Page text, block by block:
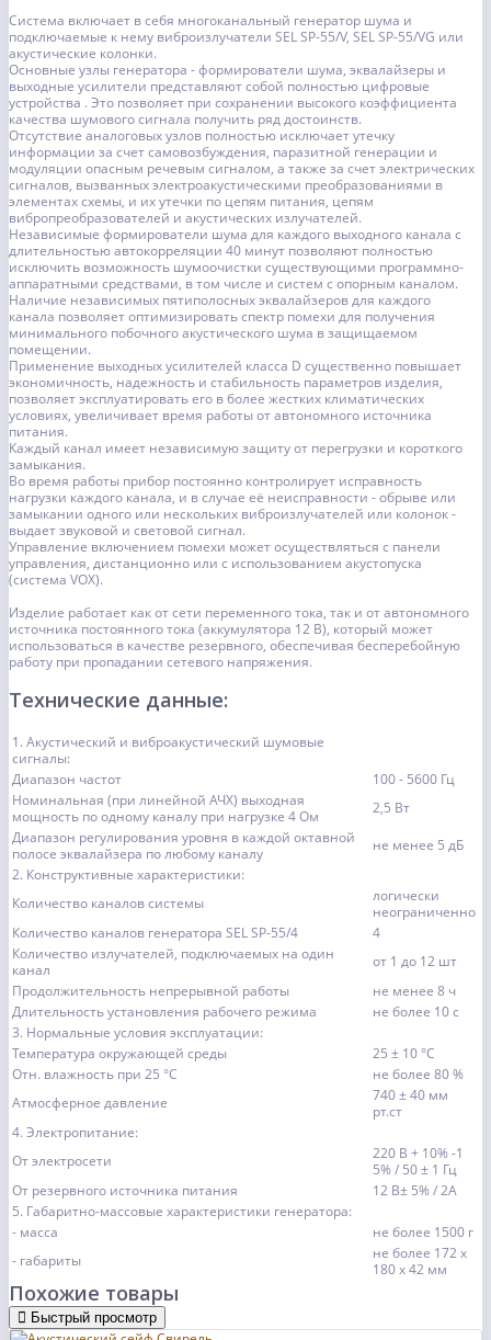
Система включает в себя многоканальный генератор шума и
подключаемые к нему виброизлучатели SEL SP-55/V, SEL SP-55/VG или
акустические колонки.
Основные узлы генератора - формирователи шума, эквалайзеры и
выходные усилители представляют собой полностью цифровые
устройства . Это позволяет при сохранении высокого коэффициента
качества шумового сигнала получить ряд достоинств.
Отсутствие аналоговых узлов полностью исключает утечку
информации за счет самовозбуждения, паразитной генерации и
модуляции опасным речевым сигналом, а также за счет электрических
сигналов, вызванных электроакустическими преобразованиями в
элементах схемы, и их утечки по цепям питания, цепям
вибропреобразователей и акустических излучателей.
Независимые формирователи шума для каждого выходного канала с
длительностью автокорреляции 40 минут позволяют полностью
исключить возможность шумоочистки существующими программно-
аппаратными средствами, в том числе и систем с опорным каналом.
Наличие независимых пятиполосных эквалайзеров для каждого
канала позволяет оптимизировать спектр помехи для получения
минимального побочного акустического шума в защищаемом
помещении.
Применение выходных усилителей класса D существенно повышает
экономичность, надежность и стабильность параметров изделия,
позволяет эксплуатировать его в более жестких климатических
условиях, увеличивает время работы от автономного источника
питания.
Каждый канал имеет независимую защиту от перегрузки и короткого
замыкания.
Во время работы прибор постоянно контролирует исправность
нагрузки каждого канала, и в случае её неисправности - обрыве или
замыкании одного или нескольких виброизлучателей или колонок -
выдает звуковой и световой сигнал.
Управление включением помехи может осуществляться с панели
управления, дистанционно или с использованием акустопуска
(система VOX).
Изделие работает как от сети переменного тока, так и от автономного
источника постоянного тока (аккумулятора 12 В), который может
использоваться в качестве резервного, обеспечивая бесперебойную
работу при пропадании сетевого напряжения.
Технические данные:
1. Акустический и виброакустический шумовые
сигналы:
Диапазон частот
100 - 5600 Гц
Номинальная (при линейной АЧХ) выходная
мощность по одному каналу при нагрузке 4 Ом
2,5 Вт
Диапазон регулирования уровня в каждой октавной
полосе эквалайзера по любому каналу
не менее 5 дБ
2. Конструктивные характеристики:
Количество каналов системы
логически
неограниченно
Количество каналов генератора SEL SP-55/4
4
Количество излучателей, подключаемых на один
канал
от 1 до 12 шт
Продолжительность непрерывной работы
не менее 8 ч
Длительность установления рабочего режима
не более 10 с
3. Нормальные условия эксплуатации:
Температура окружающей среды
25 ± 10 °С
Отн. влажность при 25 °С
не более 80 %
Атмосферное давление
740 ± 40 мм
рт.ст
4. Электропитание:
От электросети
220 В + 10% -1
5% / 50 ± 1 Гц
От резервного источника питания
12 В± 5% / 2А
5. Габаритно-массовые характеристики генератора:
- масса
не более 1500 г
- габариты
не более 172 х
180 х 42 мм
Похожие товары
Быстрый просмотр